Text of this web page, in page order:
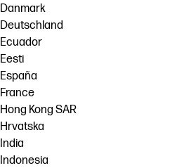
Danmark
Deutschland
Ecuador
Eesti
España
France
Hong Kong SAR
Hrvatska
India
Indonesia